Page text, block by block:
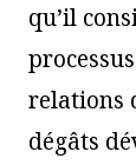
qu’il
relations
dégâts